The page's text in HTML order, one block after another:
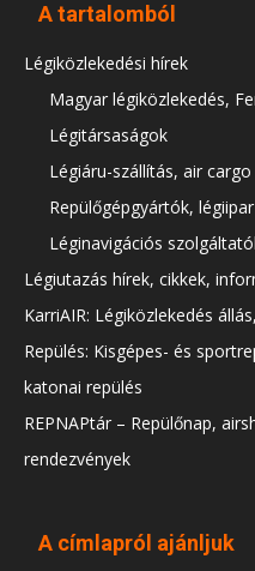
A tartalomból
Légiközlekedési hírek
Magyar légiközlekedés,
Légitársaságok
Légiáru-szállítás, air cargo
Repülőgépgyártók, légiipar
Léginavigációs
Légiutazás hírek, cikkek,
KarriAIR: Légiközlekedés
Repülés: Kisgépes- és
katonai repülés
REPNAPtár – Repülőnap,
rendezvények
A címlapról ajánljuk